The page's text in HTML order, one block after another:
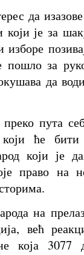
да
је за
пошло за
да
пута
ће бити
који је
право на
на
већ
која 3077